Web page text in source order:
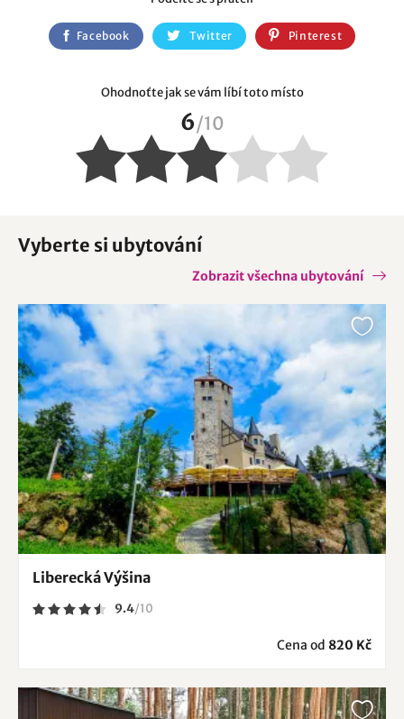
Ohodnoťte jak se vám líbí toto místo
6/10
Facebook Twitter Pinterest
Vyberte si ubytování
Zobrazit všechna ubytování
Liberecká Výšina
9.4/10
Cena od 820 Kč